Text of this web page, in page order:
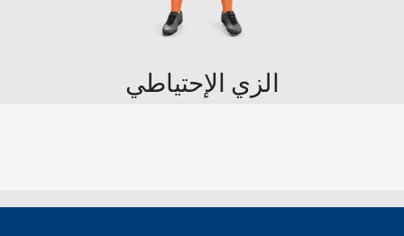
الزي الإحتياطي